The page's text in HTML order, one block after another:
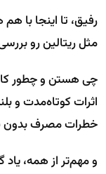
رفیق، تا اینجا با
مثل ریتالین رو
چی هستن و چطور
اثرات کوتاه‌مدت و
خطرات مصرف بدون
و مهم‌تر از همه، یاد